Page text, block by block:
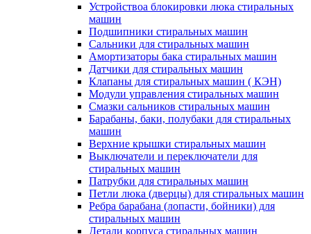
Устройствоа блокировки люка стиральных
машин
Подшипники стиральных машин
Сальники для стиральных машин
Амортизаторы бака стиральных машин
Датчики для стиральных машин
Клапаны для стиральных машин ( КЭН)
Модули управления стиральных машин
Смазки сальников стиральных машин
Барабаны, баки, полубаки для стиральных
машин
Верхние крышки стиральных машин
Выключатели и переключатели для
стиральных машин
Патрубки для стиральных машин
Петли люка (дверцы) для стиральных машин
Ребра барабана (лопасти, бойники) для
стиральных машин
Детали корпуса стиральных машин